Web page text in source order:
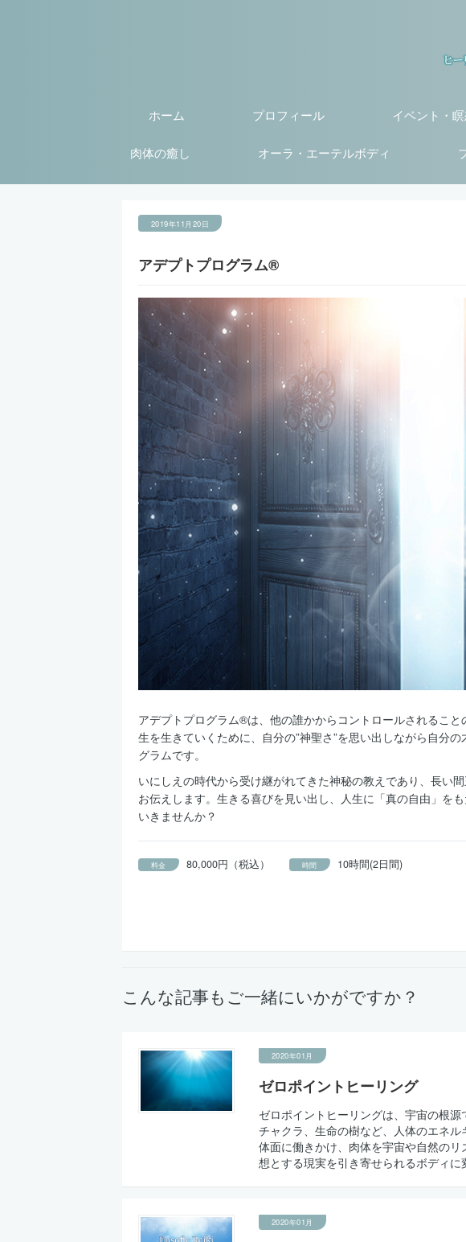
ホーム プロフィール イベント・
肉体の癒し オーラ・エーテルボディ
2019年11月20日
アデプトプログラム®
アデプトプログラム®は、他の誰かからコントロールされるこ
生を生きていくために、自分の”神聖さ”を思い出しながら自分
グラムです。
いにしえの時代から受け継がれてきた神秘の教えであり、長い
お伝えします。生きる喜びを見い出し、人生に「真の自由」を
いきませんか？
料金 80,000円（税込） 時間 10時間(2日間)
こんな記事もご一緒にいかがですか？
2020年01月
ゼロポイントヒーリング
ゼロポイントヒーリングは、宇宙の根
チャクラ、生命の樹など、人体のエネ
体面に働きかけ、肉体を宇宙や自然の
想とする現実を引き寄せられるボディ
2020年01月